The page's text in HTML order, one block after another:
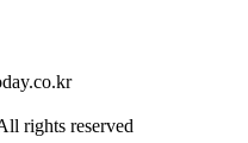
rights reserved